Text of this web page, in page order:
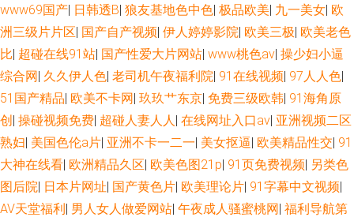
影占91 久久青青无码 无码理论影院 黑人干日本少妇 女同视频在线观看 午夜
欧美性爱 97资源人人 a片在线网站 成人无码免费 a片网站免费 加勒比啊V网
91资源每日在线 欧美成人午夜精品 97色伦影院 极品在线二区国产 东京热AV
影院 91沙发视频 岛国A一区免费看 色呦呦官网 草草福利视频导航 欧美性爱
直播 久久亚洲素人 日韩欧美性 欧美三级网址 欧美综合性 欧美一二三四操 人
www69国产| 日韩透B| 狼友基地色中色| 极品欧美| 九一美女| 欧
洲三级片片区| 国产自产视频| 伊人婷婷影院| 欧美三极| 欧美老色
比| 超碰在线91站| 国产性爱大片网站| www桃色av| 操少妇小逼
综合网| 久久伊人色| 老司机午夜福利院| 91在线视频| 97人人色|
51国产精品| 欧美不卡网| 玖玖艹东京| 免费三级欧韩| 91海角原
创| 操碰视频免费| 超碰人妻人人| 在线网址入口av| 亚洲视频二区
熟妇| 美国色伦a片| 亚洲不卡一二一| 美女抠逼| 欧美精品性交| 91
大神在线看| 欧洲精品久区| 欧美色图21p| 91页免费视频| 另类色
图后院| 日本片网址| 国产黄色片| 欧美理论片| 91字幕中文视频|
AV天堂福利| 男人女人做爱网站| 午夜成人骚蜜桃网| 福利导航第